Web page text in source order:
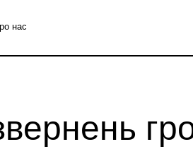
нас